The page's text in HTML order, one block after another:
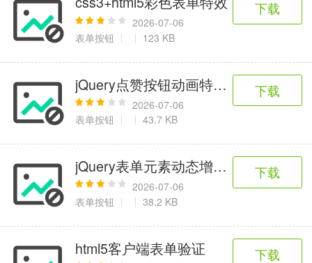
2026-07-06
表单按钮
123 KB
下载
jQuery点赞按钮动画特效代码
2026-07-06
表单按钮
43.7 KB
下载
jQuery表单元素动态增加删除代码
2026-07-06
表单按钮
38.2 KB
下载
html5客户端表单验证 下载